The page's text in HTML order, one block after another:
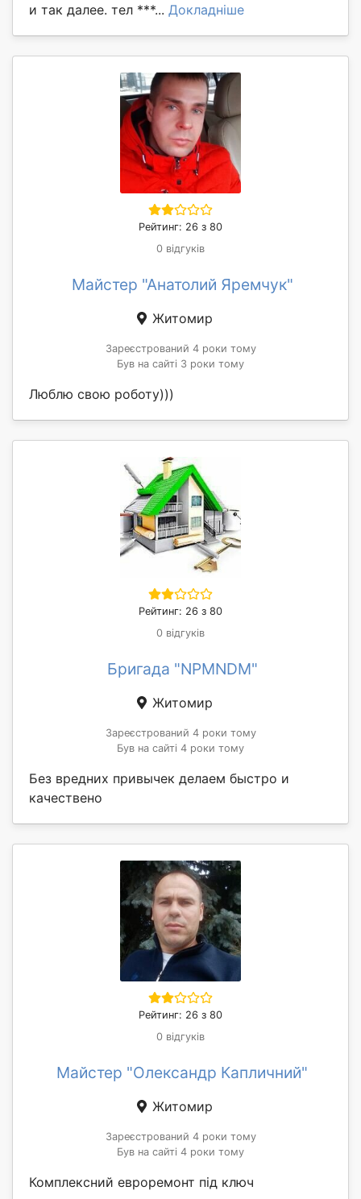
и так далее. тел ***... Докладніше
Рейтинг: 26 з 80
0 відгуків
Майстер "Анатолий Яремчук"
Житомир
Зареєстрований 4 роки тому
Був на сайті 3 роки тому
Люблю свою роботу)))
Рейтинг: 26 з 80
0 відгуків
Бригада "NPMNDM"
Житомир
Зареєстрований 4 роки тому
Був на сайті 4 роки тому
Без вредних привычек делаем быстро и
качествено
Рейтинг: 26 з 80
0 відгуків
Майстер "Олександр Капличний"
Житомир
Зареєстрований 4 роки тому
Був на сайті 4 роки тому
Комплексний евроремонт під ключ